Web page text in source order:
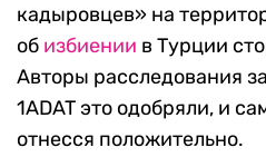
кадыровцев» на
об избиении в Турции
Авторы расследования
1ADAT это одобряли, и
отнесся положительно.